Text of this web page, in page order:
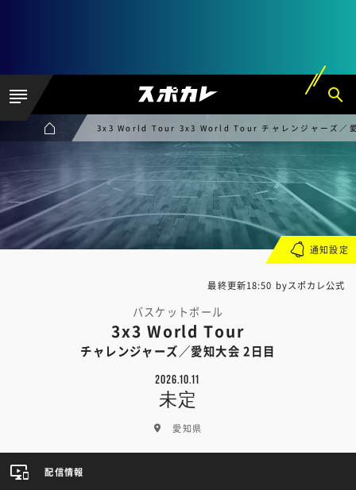
3x3 World Tour 3x3 World Tour チャレンジャーズ／
最終更新18:50 byスポカレ公式
バスケットボール
3x3 World Tour
チャレンジャーズ／愛知大会 2日目
2026.10.11
未定
愛知県
通知設定
配信情報